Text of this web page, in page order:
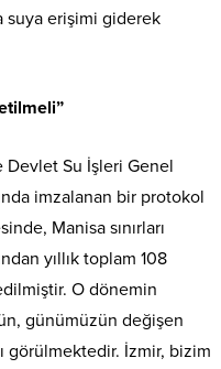
suya erişimi giderek
Devlet Su İşleri Genel
imzalanan bir protokol
Manisa sınırları
yıllık toplam 108
O dönemin
günümüzün değişen
görülmektedir. İzmir, bizim